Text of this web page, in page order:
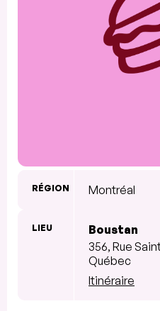
RÉGION Montréal
LIEU
Boustan
356, Rue
Québec
Itinéraire